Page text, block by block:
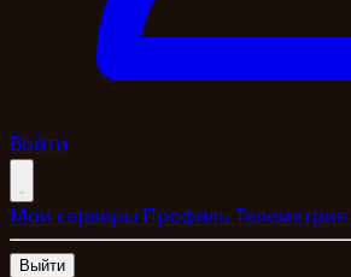
Войти
Мои серверы Профиль Телеметрия
Выйти